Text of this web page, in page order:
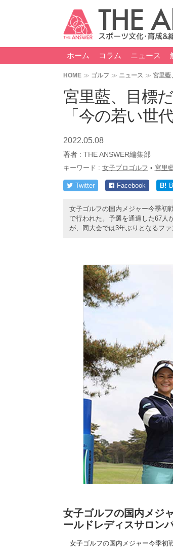
ホーム コラム ニュース
HOME ゴルフ ニュース 宮里藍
宮里藍、目標
「今の若い世
2022.05.08
著者 : THE ANSWER編集部
キーワード : 女子プロゴルフ • 宮里
Twitter Facebook B!
女子ゴルフの国内メジャー今季初
で行われた。予選を通過した67人
が、同大会では3年ぶりとなるフ
女子ゴルフの国内メジ
ールドレディスサロン
女子ゴルフの国内メジャー今季初